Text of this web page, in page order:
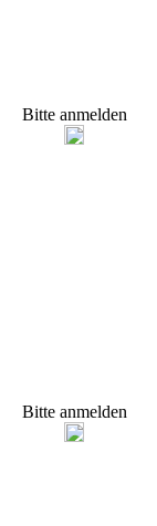
Bitte anmelden
Bitte anmelden